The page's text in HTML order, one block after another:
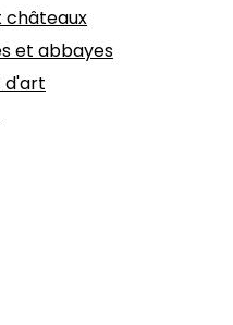
châteaux
et abbayes
d'art